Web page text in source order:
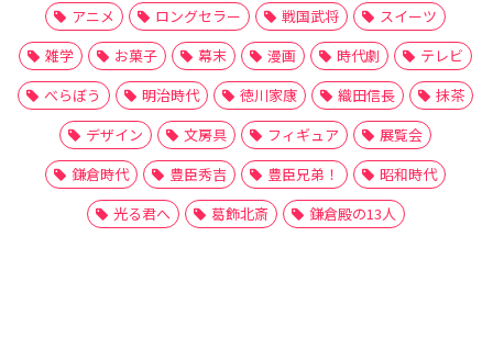
アニメ
ロングセラー 戦国武将
スイーツ
雑学
お菓子 幕末 漫画 時代劇
テレビ
べらぼう
明治時代 徳川家康 織田信長
抹茶
デザイン
文房具 フィギュア
展覧会
鎌倉時代
豊臣秀吉 豊臣兄弟！
昭和時代
光る君へ
葛飾北斎 鎌倉殿の13人